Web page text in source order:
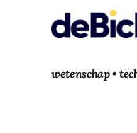
wetenschap •